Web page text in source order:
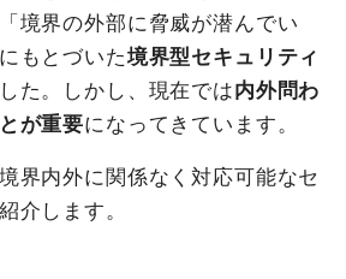
境界の外部に脅威が潜んでい
もとづいた境界型セキュリティ
た。しかし、現在では内外問わ
が重要になってきています。
界内外に関係なく対応可能なセ
介します。